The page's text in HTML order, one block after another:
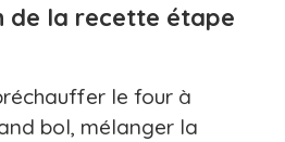
de la recette étape
le four à
bol, mélanger la